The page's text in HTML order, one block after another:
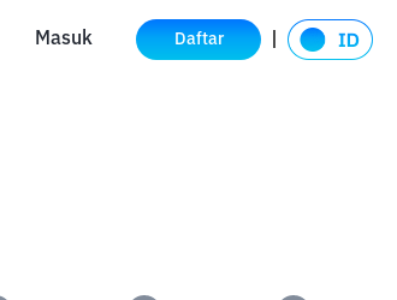
Masuk Daftar